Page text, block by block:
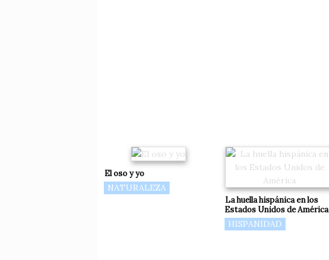
El oso y yo
NATURALEZA
La huella hispánica en los
Estados Unidos de América
HISPANIDAD